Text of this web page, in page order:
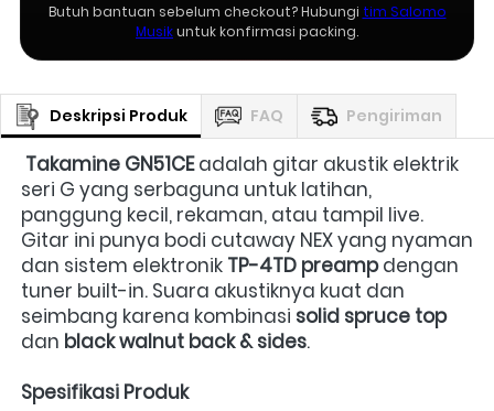
Butuh bantuan sebelum checkout? Hubungi tim Salomo
Musikuntuk konfirmasi packing.
Deskripsi Produk FAQ Pengiriman
Takamine GN51CE adalah gitar akustik elektrik
seri G yang serbaguna untuk latihan,
panggung kecil, rekaman, atau tampil live.
Gitar ini punya bodi cutaway NEX yang nyaman
dan sistem elektronik TP-4TD preamp dengan
tuner built-in. Suara akustiknya kuat dan
seimbang karena kombinasi solid spruce top
dan black walnut back & sides.
Spesifikasi Produk